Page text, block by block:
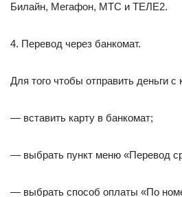
Билайн, Мегафон, МТС и ТЕЛЕ2.
4. Перевод через банкомат.
Для того чтобы отправить деньги с
— вставить карту в банкомат;
— выбрать пункт меню «Перевод
— выбрать способ оплаты «По